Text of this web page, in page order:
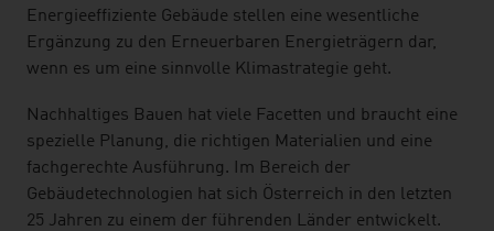
Energieeffiziente Gebäude stellen eine wesentliche
Ergänzung zu den Erneuerbaren Energieträgern dar,
wenn es um eine sinnvolle Klimastrategie geht.
Nachhaltiges Bauen hat viele Facetten und braucht eine
spezielle Planung, die richtigen Materialien und eine
fachgerechte Ausführung. Im Bereich der
Gebäudetechnologien hat sich Österreich in den letzten
25 Jahren zu einem der führenden Länder entwickelt.